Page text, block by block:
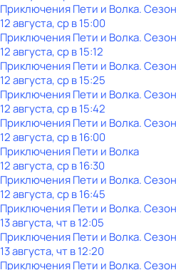
Приключения Пети и Волка.
12 августа, ср в 15:00
Приключения Пети и Волка. Сезон
12 августа, ср в 15:12
Приключения Пети и Волка. Сезон
12 августа, ср в 15:25
Приключения Пети и Волка. Сезон
12 августа, ср в 15:42
Приключения Пети и Волка. Сезон
12 августа, ср в 16:00
Приключения Пети и Волка
12 августа, ср в 16:30
Приключения Пети и Волка.
12 августа, ср в 16:45
Приключения Пети и Волка.
13 августа, чт в 12:05
Приключения Пети и Волка.
13 августа, чт в 12:20
Приключения Пети и Волка.